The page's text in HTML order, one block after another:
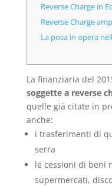
Reverse Charge in
Reverse Charge
La posa in opera
La finanziaria del
soggette a reverse
quelle già citate in
anche:
i trasferimenti di
serra
le cessioni di beni
supermercati,